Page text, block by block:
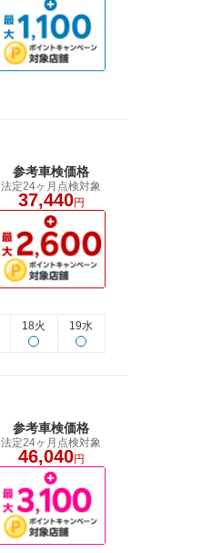
参考車検価格
法定24ヶ月点検対象
37,440円
18火 19水
参考車検価格
法定24ヶ月点検対象
46,040円